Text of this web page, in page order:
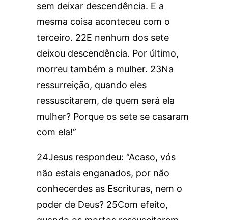
sem deixar descendência. E a
mesma coisa aconteceu com o
terceiro. 22E nenhum dos sete
deixou descendência. Por último,
morreu também a mulher. 23Na
ressurreição, quando eles
ressuscitarem, de quem será ela
mulher? Porque os sete se casaram
com ela!”
24Jesus respondeu: “Acaso, vós
não estais enganados, por não
conhecerdes as Escrituras, nem o
poder de Deus? 25Com efeito,